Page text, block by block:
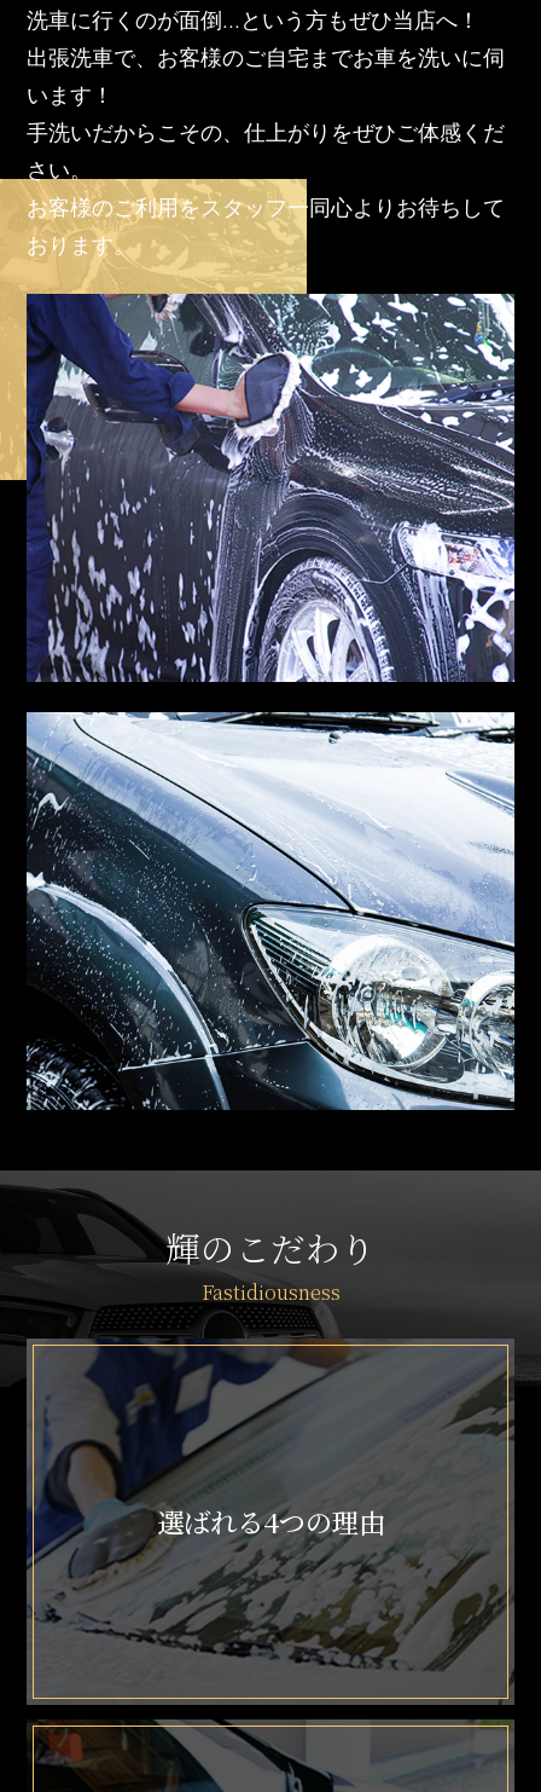
洗車に行くのが面倒…という方もぜひ当店へ！
出張洗車で、お客様のご自宅までお車を洗いに伺
います！
手洗いだからこその、仕上がりをぜひご体感くだ
さい。
お客様のご利用をスタッフ一同心よりお待ちして
おります。
輝のこだわり
選ばれる4つの理由